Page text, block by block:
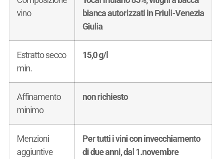
vino
bianca autorizzati in Friuli-Venezia
Giulia
Estratto secco
min.
15,0 g/l
Affinamento
minimo
non richiesto
Menzioni
aggiuntive
Per tutti i vini con invecchiamento
di due anni, dal 1.novembre